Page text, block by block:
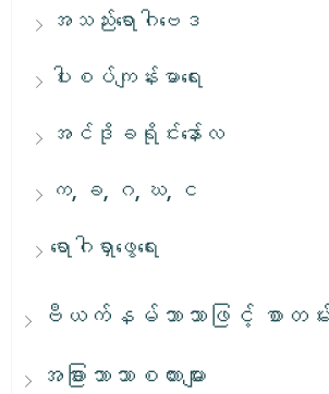
အသည်းရောဂါဗေဒ
ပါးစပ်ကျန်းမာရေး
အင်ဒိုခရိုင်းနော်လ
က, ခ, ဂ, ဃ, င
ရောဂါရှာဖွေရေး
ဗီယက်နမ်ဘာသာဖြင့် စာတမ်းမ
အခြားဘာသာစကားများ